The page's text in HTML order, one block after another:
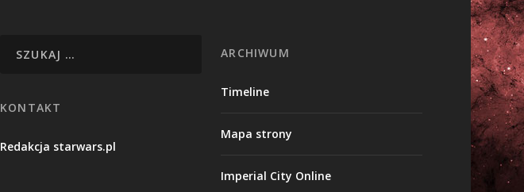
KONTAKT
Redakcja starwars.pl
ARCHIWUM
Timeline
Mapa strony
Imperial City Online